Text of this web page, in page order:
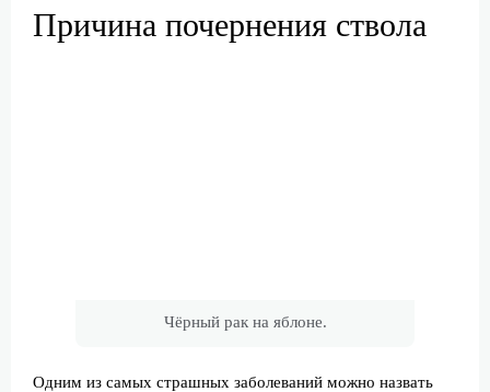
Причина почернения ствола
Чёрный рак на яблоне.
Одним из самых страшных заболеваний можно назвать